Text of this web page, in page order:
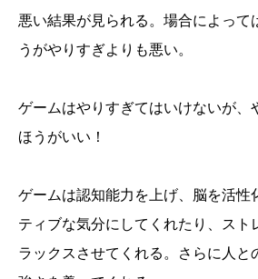
悪い結果が見られる。場合によって
うがやりすぎよりも悪い。
ゲームはやりすぎてはいけないが、
ほうがいい！
ゲームは認知能力を上げ、脳を活性
ティブな気分にしてくれたり、スト
ラックスさせてくれる。さらに人と